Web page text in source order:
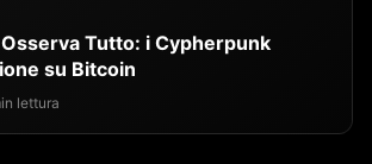
Tutto: i Cypherpunk
su Bitcoin
lettura